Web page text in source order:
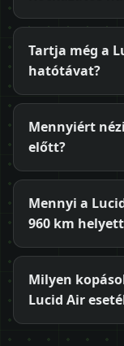
Tartja még a
hatótávat?
Mennyiért
előtt?
Mennyi a
960 km
Milyen
Lucid Air